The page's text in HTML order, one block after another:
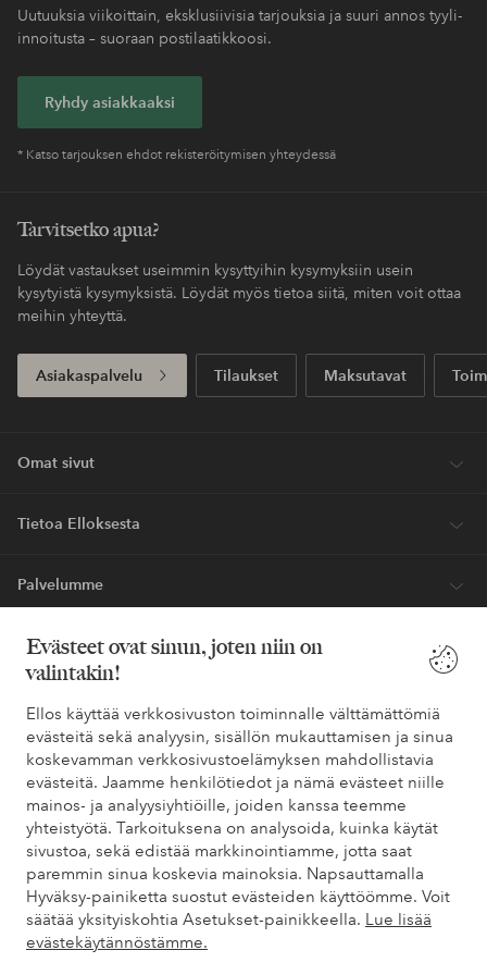
Evästeet ovat sinun, joten niin on
valintakin!
Ellos käyttää verkkosivuston toiminnalle välttämättömiä
evästeitä sekä analyysin, sisällön mukauttamisen ja sinua
koskevamman verkkosivustoelämyksen mahdollistavia
evästeitä. Jaamme henkilötiedot ja nämä evästeet niille
mainos- ja analyysiyhtiöille, joiden kanssa teemme
yhteistyötä. Tarkoituksena on analysoida, kuinka käytät
sivustoa, sekä edistää markkinointiamme, jotta saat
paremmin sinua koskevia mainoksia. Napsauttamalla
Hyväksy-painiketta suostut evästeiden käyttöömme. Voit
säätää yksityiskohtia Asetukset-painikkeella. Lue lisää
evästekäytännöstämme.
Helppo palautus 30 päivän palautusoikeus*
Maksa myöhemmin Maksa elpyllä. Lue lisää kassalla.
Express
Saat pakettisi tavallista nopeammalla
Löydät vastaukset useimmin kysyttyihin kysymyksiin usein
kysytyistä kysymyksistä. Löydät myös tietoa siitä, miten voit ottaa
meihin yhteyttä.
Asiakaspalvelu Tilaukset Maksutavat
Omat sivut